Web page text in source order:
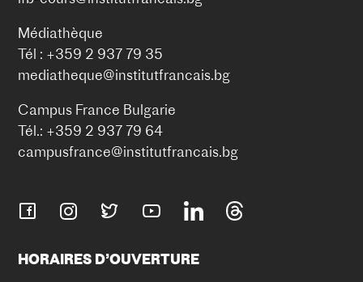
Médiathèque
Tél : +359 2 937 79 35
mediatheque@institutfrancais.bg
Campus France Bulgarie
Tél.: +359 2 937 79 64
campusfrance@institutfrancais.bg
HORAIRES D’OUVERTURE